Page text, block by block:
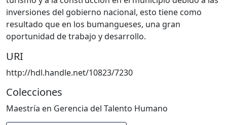
inversiones del gobierno nacional, esto tiene como
resultado que en los bumangueses, una gran
oportunidad de trabajo y desarrollo.
URI
http://hdl.handle.net/10823/7230
Colecciones
Maestría en Gerencia del Talento Humano